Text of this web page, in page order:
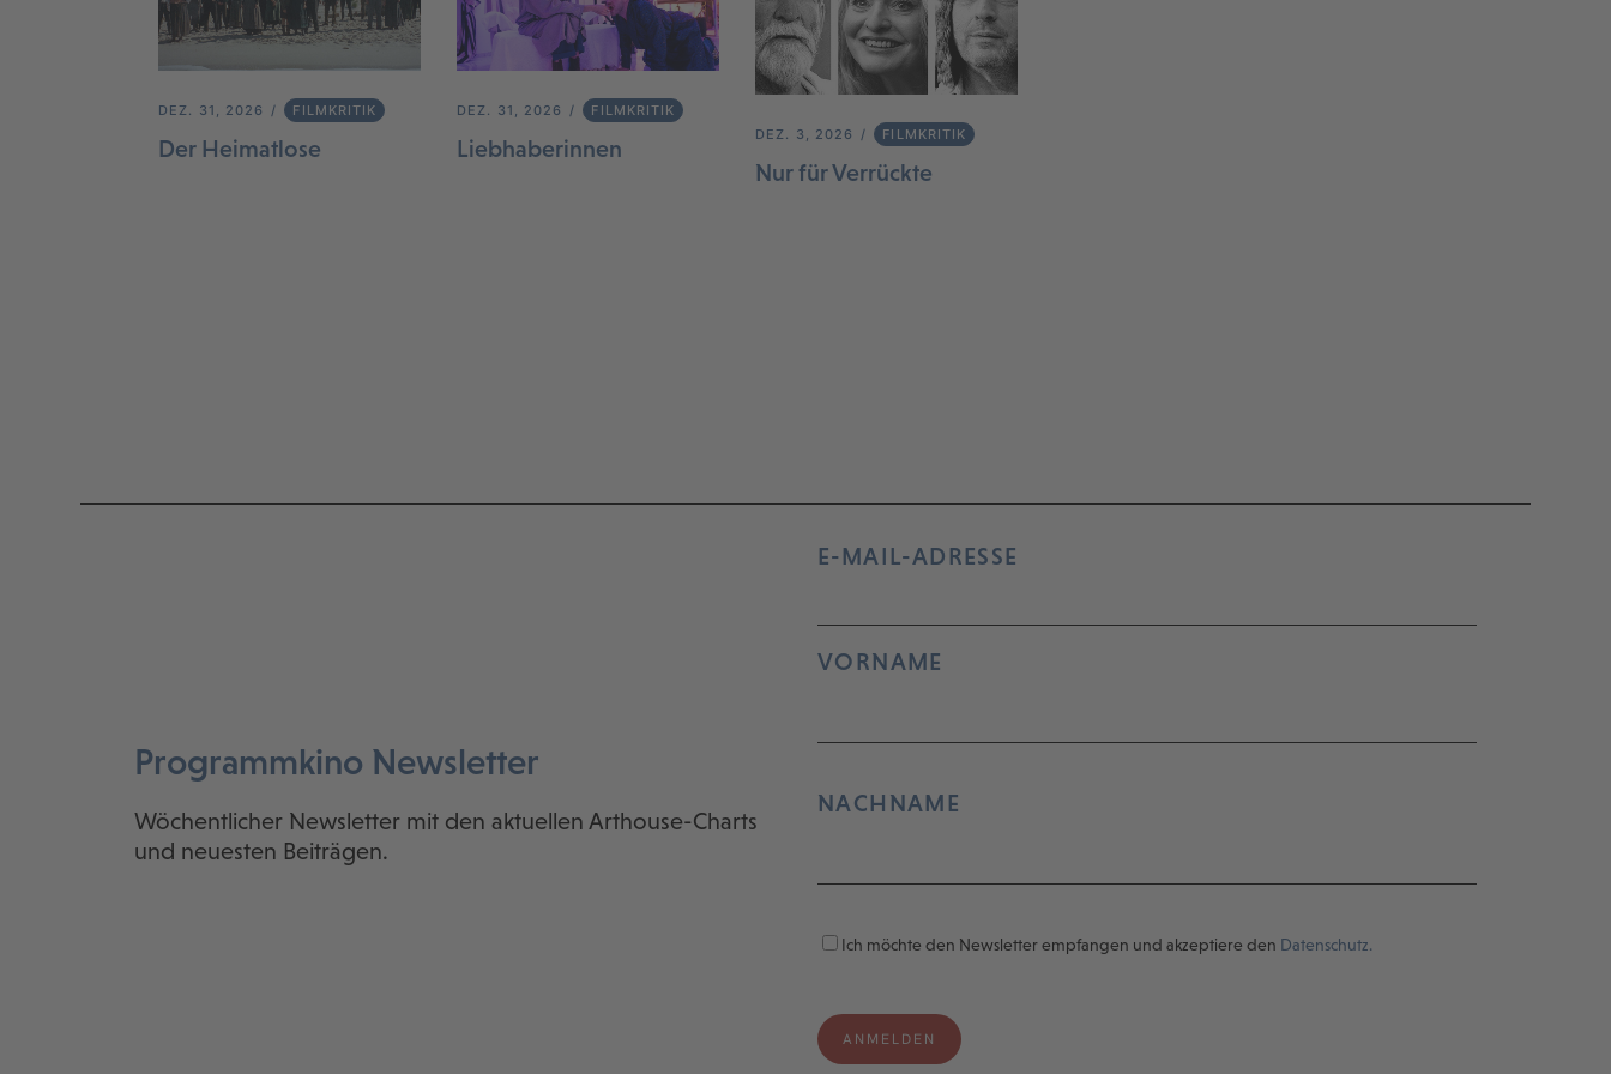
DEZ. 31, 2026 FILMKRITIK
Der Heimatlose
DEZ. 31, 2026 FILMKRITIK
Liebhaberinnen
DEZ. 3, 2026 FILMKRITIK
Nur für Verrückte
Programmkino Newsletter
Wöchentlicher Newsletter mit den aktuellen Arthouse-Charts
und neuesten Beiträgen.
E-MAIL-ADRESSE
VORNAME
NACHNAME
Ich möchte den Newsletter empfangen und akzeptiere den Datenschutz.